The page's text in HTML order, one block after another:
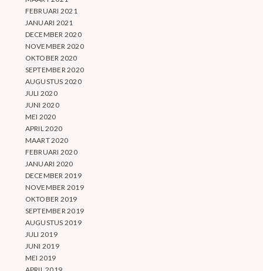
FEBRUARI 2021
JANUARI 2021
DECEMBER 2020
NOVEMBER 2020
OKTOBER 2020
SEPTEMBER 2020
AUGUSTUS 2020
JULI 2020
JUNI 2020
MEI 2020
APRIL 2020
MAART 2020
FEBRUARI 2020
JANUARI 2020
DECEMBER 2019
NOVEMBER 2019
OKTOBER 2019
SEPTEMBER 2019
AUGUSTUS 2019
JULI 2019
JUNI 2019
MEI 2019